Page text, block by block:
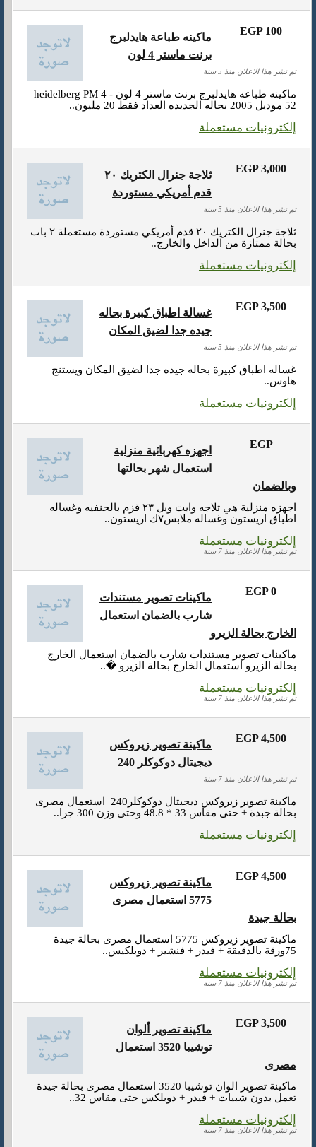
EGP 100
ماكينه طباعه هايدلبرج برنت ماستر 4 لون heidelberg PM 4 -
52 موديل 2005 بحاله الجديده العداد فقط 20 مليون..
إلكترونيات مستعملة
ماكينه طباعة هايدلبرج
برنت ماستر 4 لون
تم نشر هذا الاعلان منذ 5 سنة
EGP 3,000
ثلاجة جنرال الكتريك ٢٠ قدم أمريكي مستوردة مستعملة ٢ باب
بحالة ممتازة من الداخل والخارج..
إلكترونيات مستعملة
ثلاجة جنرال الكتريك ٢٠
قدم أمريكي مستوردة
تم نشر هذا الاعلان منذ 5 سنة
EGP 3,500
غساله اطباق كبيرة بحاله جيده جدا لضيق المكان ويستنج
هاوس..
إلكترونيات مستعملة
غسالة اطباق كبيرة بحاله
جيده جدا لضيق المكان
تم نشر هذا الاعلان منذ 5 سنة
EGP
اجهزه منزلية هي ثلاجه وايت ويل ٢٣ قزم بالحنفيه وغساله
اطباق اريستون وغساله ملابس٧ك اريستون..
إلكترونيات مستعملة
اجهزه كهربائية منزلية
استعمال شهر بحالتها
وبالضمان
تم نشر هذا الاعلان منذ 7 سنة
EGP 0
ماكينات تصوير مستندات شارب بالضمان استعمال الخارج
بحالة الزيرو استعمال الخارج بحالة الزيرو �..
إلكترونيات مستعملة
ماكينات تصوير مستندات
شارب بالضمان استعمال
الخارج بحالة الزيرو
تم نشر هذا الاعلان منذ 7 سنة
EGP 4,500
ماكينة تصوير زيروكس ديجيتال دوكوكلر240 استعمال مصرى
بحالة جبدة + حتى مقاس 33 * 48.8 وحتى وزن 300 جرا..
إلكترونيات مستعملة
ماكينة تصوير زيروكس
ديجيتال دوكوكلر 240
تم نشر هذا الاعلان منذ 7 سنة
EGP 4,500
ماكينة تصوير زيروكس 5775 استعمال مصرى بحالة جيدة
75ورقة بالدقيقة + فيدر + فنشير + دوبلكيس..
إلكترونيات مستعملة
ماكينة تصوير زيروكس
5775 استعمال مصرى
بحالة جيدة
تم نشر هذا الاعلان منذ 7 سنة
EGP 3,500
ماكينة تصوير الوان توشيبا 3520 استعمال مصرى بحالة جيدة
تعمل بدون شبيات + فيدر + دوبلكس حتى مقاس 32..
إلكترونيات مستعملة
ماكينة تصوير ألوان
توشيبا 3520 استعمال
مصرى
تم نشر هذا الاعلان منذ 7 سنة